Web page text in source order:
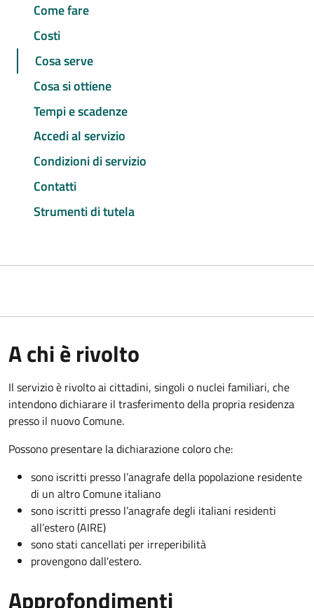
Come fare
Costi
Cosa serve
Cosa si ottiene
Tempi e scadenze
Accedi al servizio
Condizioni di servizio
Contatti
Strumenti di tutela
A chi è rivolto
Il servizio è rivolto ai cittadini, singoli o nuclei familiari, che
intendono dichiarare il trasferimento della propria residenza
presso il nuovo Comune.
Possono presentare la dichiarazione coloroche:
sono iscritti presso l’anagrafe della popolazione residente
di un altro Comune italiano
sono iscritti presso l’anagrafe degli italiani residenti
all’estero (AIRE)
sono stati cancellati per irreperibilità
provengono dall'estero.
Approfondimenti